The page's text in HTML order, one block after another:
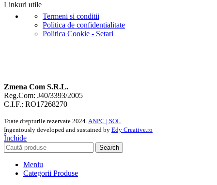
Linkuri utile
Termeni si conditii
Politica de confidentialitate
Politica Cookie - Setari
Zmena Com S.R.L.
Reg.Com: J40/3393/2005
C.I.F.: RO17268270
Toate drepturile rezervate 2024.ANPC | SOL
Ingeniously developed and sustained by Edy Creative.ro
Închide
Search
Meniu
Categorii Produse